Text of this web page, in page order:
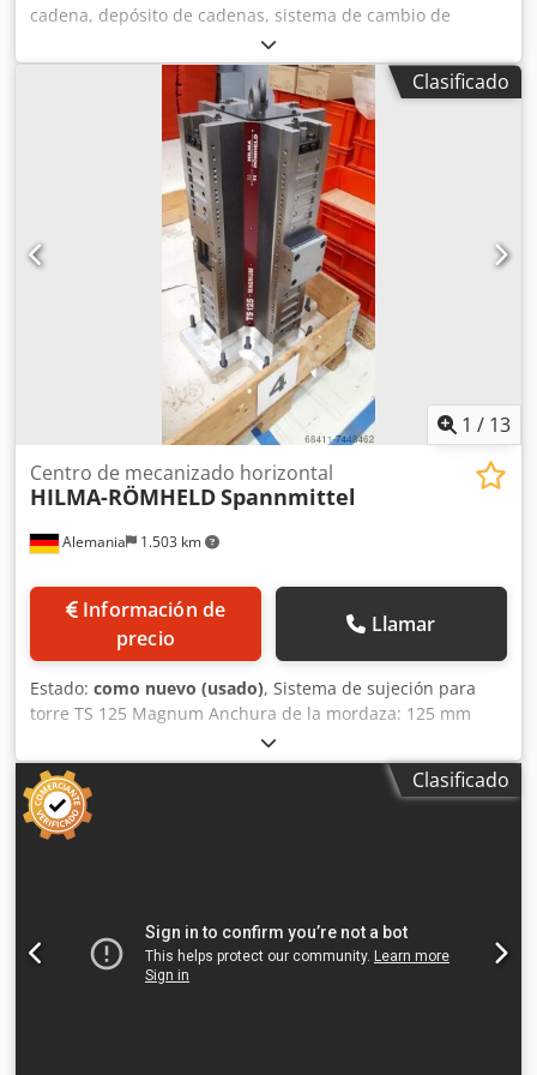
cadena, depósito de cadenas, sistema de cambio de
herramientas, depósito de herramientas Crodpfofcr I Esx
Akvjf -La pieza de repuesto proviene de un centro de
mecanizado BJM, modelo ALBZ-145. -Conexión: HSK40 -
Sistema de cambio de herramientas: CTM42 DO 12P3 400 -
Cambiador CUT: CUT42-V-90-60-D VX -Cambiador RIG: RIG
06-12-P003 VX VCP IN DA -Motores de accionamiento: MGM
-Dimensiones: 730/700/A450 mm -Peso: 160 kg
Clasificado
1 / 13
Alemania 1.503 km
Centro de mecanizado horizontal
HILMA-RÖMHELDSpannmittel
Información de
precio
Llamar
Estado: como nuevo (usado), Sistema de sujeción para
torre TS 125 Magnum Anchura de la mordaza: 125 mm
Distancias entre puntos de sujeción: 1 x 476 mm 2 x 226
mm 4 x 108 mm Altura de construcción: 780 mm Carrera
de sujeción por trineo de sujeción: 64 mm Fuerza de
sujeción: 40 kN Precio: 7.850,00 € + IVA Posición 2 4
unidades de brazos de sujeción hidráulicos Anchura de la
de la mordaza: 125 mm Longitud de construcción: 430 Solo
1 mordaza fija Precio: según oferta Posición 8 Tornillo de
banco HILMA para máquina con plato giratorio
Clasificado